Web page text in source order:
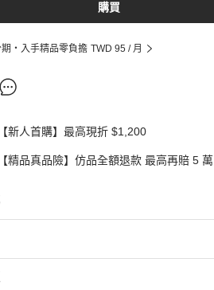
購買
・入手精品零負擔 TWD 95 / 月
【新人首購】最高現折 $1,200
【精品真品險】仿品全額退款 最高再賠 5 萬